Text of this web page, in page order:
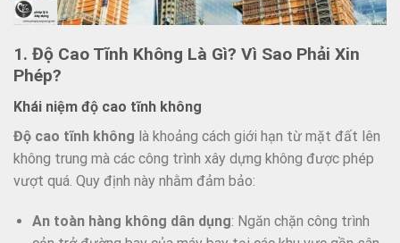
1. Độ Cao Tĩnh Không Là Gì? Vì Sao Phải Xin
Phép?
Khái niệm độ cao tĩnh không
Độ cao tĩnh không là khoảng cách giới hạn từ mặt đất lên
không trung mà các công trình xây dựng không được phép
vượt quá. Quy định này nhằm đảm bảo:
An toàn hàng không dân dụng: Ngăn chặn công trình